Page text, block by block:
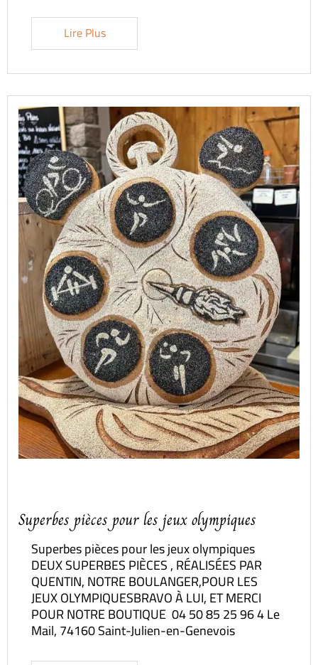
Lire Plus
Superbes pièces pour les jeux olympiques
Superbes pièces pour les jeux olympiques
DEUX SUPERBES PIÈCES , RÉALISÉES PAR
QUENTIN, NOTRE BOULANGER,POUR LES
JEUX OLYMPIQUESBRAVO À LUI, ET MERCI
POUR NOTRE BOUTIQUE 04 50 85 25 96 4 Le
Mail, 74160 Saint-Julien-en-Genevois